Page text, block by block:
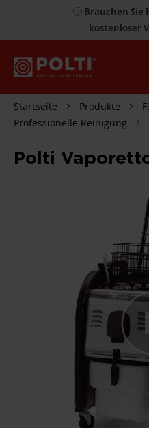
Brauchen Sie
kostenloser
Startseite Produkte
Professionelle Reinigung
Polti